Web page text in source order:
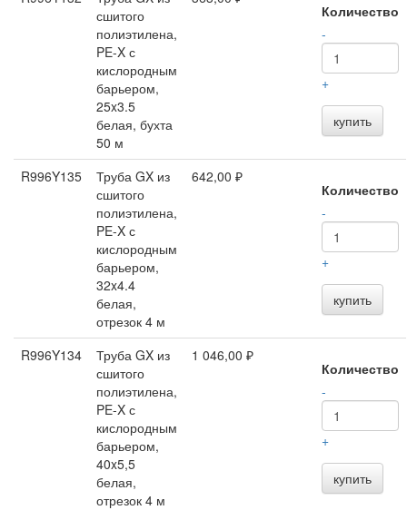
сшитого
полиэтилена,
PE-X с
кислородным
барьером,
25x3.5
белая, бухта
50 м
Количество
-
+
купить
R996Y135
Труба GX из
сшитого
полиэтилена,
PE-X с
кислородным
барьером,
32x4.4
белая,
отрезок 4 м
642,00 ₽
Количество
-
+
купить
R996Y134
Труба GX из
сшитого
полиэтилена,
PE-X с
кислородным
барьером,
40x5,5
белая,
отрезок 4 м
1 046,00 ₽
Количество
-
+
купить